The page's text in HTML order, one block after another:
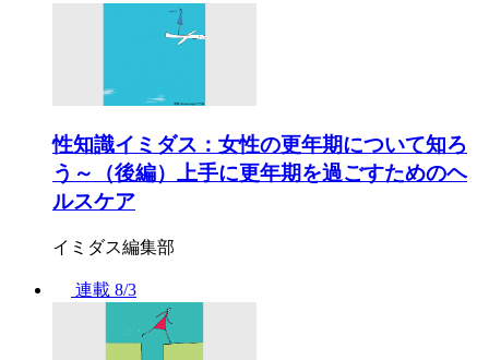
性知識イミダス：女性の更年期について知ろ
う～（後編）上手に更年期を過ごすためのヘ
ルスケア
イミダス編集部
連載 8/3